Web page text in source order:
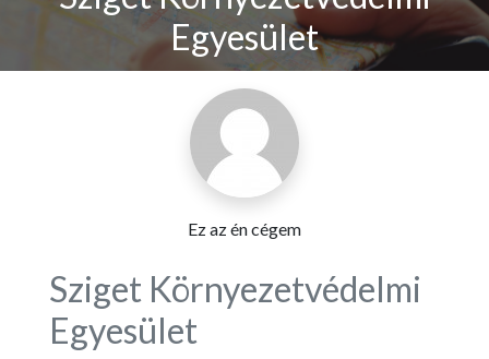
Egyesület
Ez az én cégem
Sziget Környezetvédelmi
Egyesület